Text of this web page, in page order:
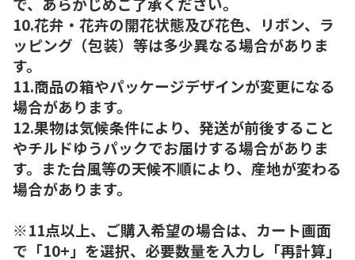
10.花弁・花卉の開花状態及び花色、リボン、ラ
ッピング（包装）等は多少異なる場合がありま
す。
11.商品の箱やパッケージデザインが変更になる
場合があります。
12.果物は気候条件により、発送が前後すること
やチルドゆうパックでお届けする場合がありま
す。また台風等の天候不順により、産地が変わる
場合があります。
※11点以上、ご購入希望の場合は、カート画面
で「10+」を選択、必要数量を入力し「再計算」